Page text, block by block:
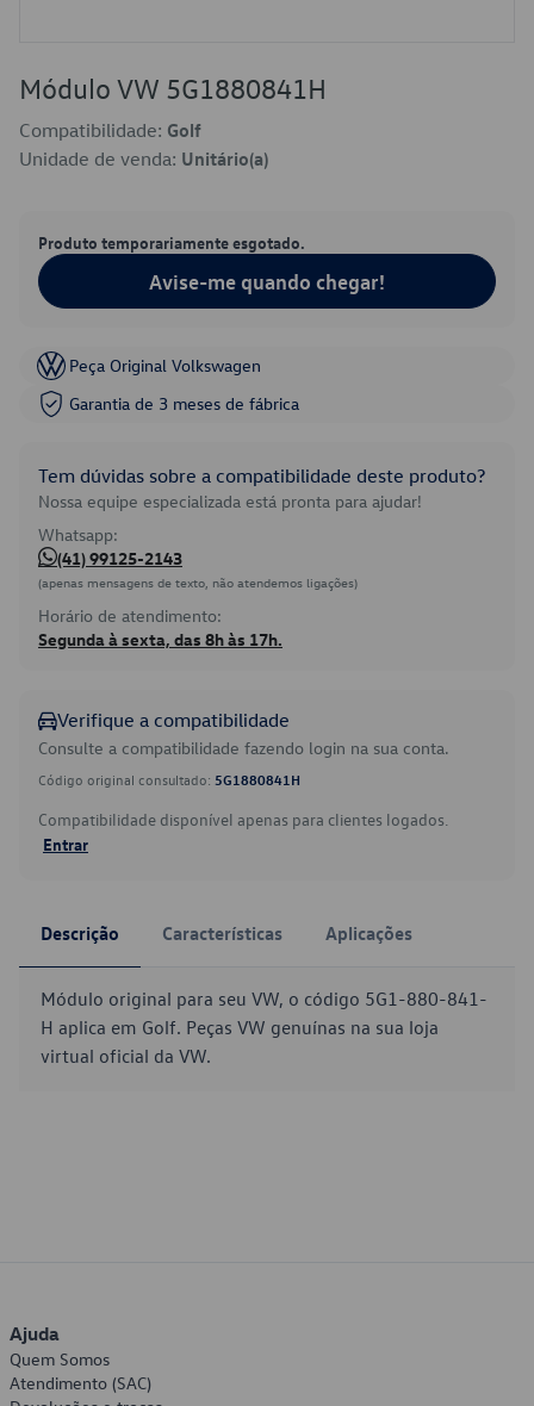
Módulo VW 5G1880841H
Compatibilidade: Golf
Unidade de venda: Unitário(a)
Produto temporariamente esgotado.
Avise-me quando chegar!
Peça Original Volkswagen
Garantia de 3 meses de fábrica
Tem dúvidas sobre a compatibilidade deste produto?
Nossa equipe especializada está pronta para ajudar!
Whatsapp:
(41) 99125-2143
(apenas mensagens de texto, não atendemos ligações)
Horário de atendimento:
Segunda à sexta, das 8h às 17h.
Verifique a compatibilidade
Consulte a compatibilidade fazendo login na sua conta.
Código original consultado: 5G1880841H
Compatibilidade disponível apenas para clientes logados.
Entrar
Descrição Características Aplicações
Módulo original para seu VW, o código 5G1-880-841-
H aplica em Golf. Peças VW genuínas na sua loja
virtual oficial da VW.
Ajuda
Quem Somos
Atendimento (SAC)